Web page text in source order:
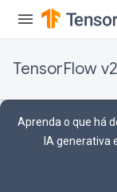
TensorFlow
Aprenda o que há
IA generativa